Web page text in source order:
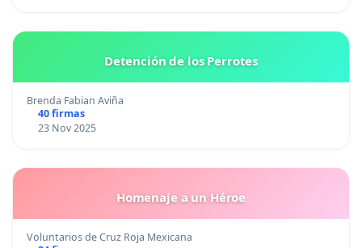
Detención de los Perrotes
Brenda Fabian Aviña
40 firmas
23 Nov 2025
Homenaje a un Héroe
Voluntarios de Cruz Roja Mexicana